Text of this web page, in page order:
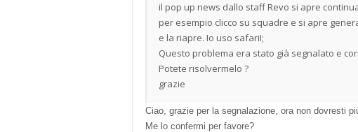
il pop up news dallo staff Revo si apre
per esempio clicco su squadre e si apre
e la riapre. Io uso safariI;
Questo problema era stato già segnalato e
Potete risolvermelo ?
grazie
Ciao, grazie per la segnalazione, ora non dovresti
Me lo confermi per favore?